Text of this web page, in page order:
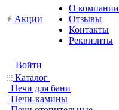
Акции
О компании
Отзывы
Контакты
Реквизиты
Войти
Каталог
Печи для бани
Печи-камины